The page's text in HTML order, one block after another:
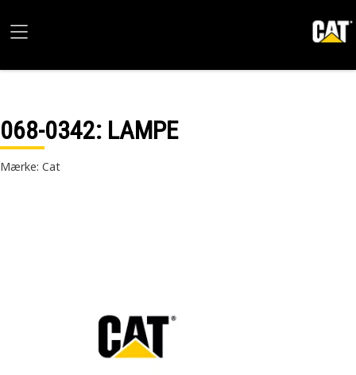
068-0342: LAMPE
Mærke: Cat